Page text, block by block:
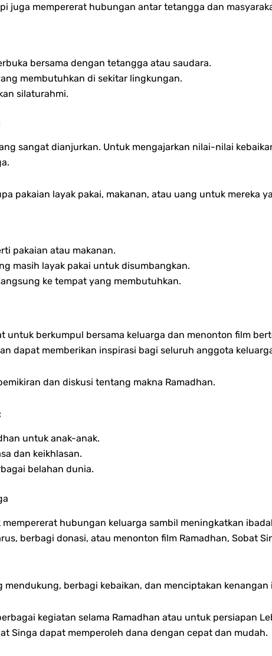
juga mempererat hubungan antar tetangga dan
bersama dengan tetangga atau saudara.
membutuhkan di sekitar lingkungan.
silaturahmi.
sangat dianjurkan. Untuk mengajarkan nilai-nilai
pakaian layak pakai, makanan, atau uang untuk mereka
pakaian atau makanan.
masih layak pakai untuk disumbangkan.
ke tempat yang membutuhkan.
untuk berkumpul bersama keluarga dan menonton film
dapat memberikan inspirasi bagi seluruh anggota
dan diskusi tentang makna Ramadhan.
untuk anak-anak.
dan keikhlasan.
belahan dunia.
hubungan keluarga sambil meningkatkan
berbagi donasi, atau menonton film Ramadhan, Sobat
berbagi kebaikan, dan menciptakan
kegiatan selama Ramadhan atau untuk persiapan
Singa dapat memperoleh dana dengan cepat dan mudah.